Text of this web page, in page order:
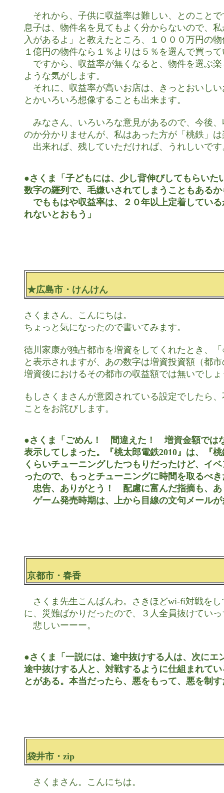
それから、子供に収益率は難しい、とのこと
息子は、物件名を見てもよく分からないので、
入があるよ」と教えたところ、１０００万円の
１億円の物件なら１％よりは５％を選んで買っ
ですから、収益率が無くなると、物件を選ぶ
ような気がします。
それに、収益率が高いお店は、きっとおいし
とかいろいろ想像することも出来ます。
みなさん、いろいろな意見があるので、今後
のか分かりませんが、私はあった方が「桃鉄」
出来れば、残していただければ、うれしいです
●さくま「子どもには、少し背伸びしてもらいた
数字の羅列で、毛嫌いされてしまうこともある
でももはや収益率は、２０年以上定着してい
れないとおもう」
★広島市・けんけん
さくまさん、こんにちは。
ちょっと気になったので書いてみます。
徳川家康が独占都市を増資をしてくれたとき、
と表示されますが、あの数字は増資投資額（都
増資後におけるその都市の収益額では無いでし
もしさくまさんが意図されている設定でしたら
ことをお詫びします。
●さくま「ごめん！　間違えた！　増資金額では
表示してしまった。『桃太郎電鉄2010』は、『
くらいチューニングしたつもりだったけど、イ
ったので、もっとチューニングに時間を取るべ
忠告、ありがとう！　配慮に富んだ指摘も、あ
ゲーム発売時期は、上から目線の文句メール
京都市・春香
さくま先生こんばんわ。さきほどwi-fi対戦をし
に、災難ばかりだったので、３人全員抜けてい
悲しいーーー。
●さくま「一説には、途中抜けする人は、次にエ
途中抜けする人と、対戦するように仕組まれて
とがある。本当だったら、悪をもって、悪を制
袋井市・zip
さくまさん。こんにちは。